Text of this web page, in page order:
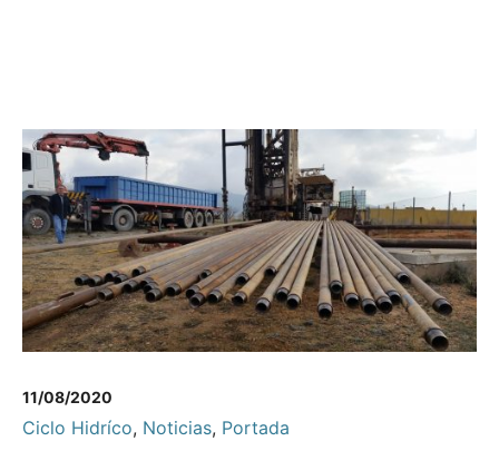
11/08/2020
Ciclo Hidríco, Noticias, Portada